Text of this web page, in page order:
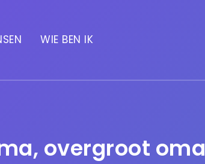
WIE BEN IK
overgroot oma